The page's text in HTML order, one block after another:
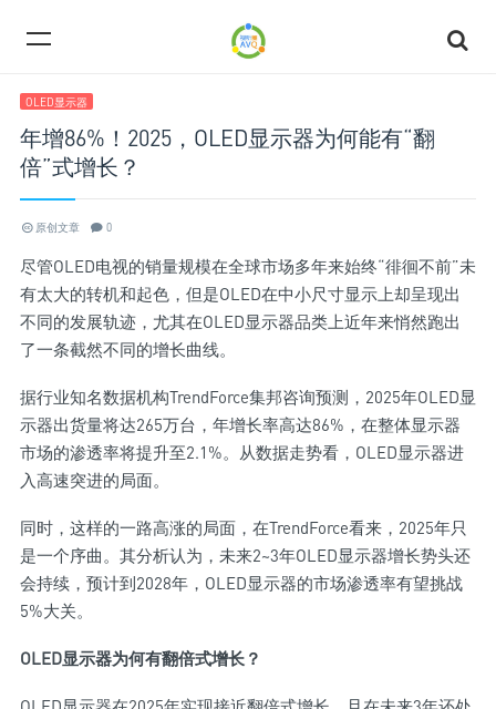
OLED显示器
年增86%！2025，OLED显示器为何能有“翻
倍”式增长？
原创文章 0
尽管OLED电视的销量规模在全球市场多年来始终“徘徊不前”未
有太大的转机和起色，但是OLED在中小尺寸显示上却呈现出
不同的发展轨迹，尤其在OLED显示器品类上近年来悄然跑出
了一条截然不同的增长曲线。
据行业知名数据机构TrendForce集邦咨询预测，2025年OLED显
示器出货量将达265万台，年增长率高达86%，在整体显示器
市场的渗透率将提升至2.1%。从数据走势看，OLED显示器进
入高速突进的局面。
同时，这样的一路高涨的局面，在TrendForce看来，2025年只
是一个序曲。其分析认为，未来2~3年OLED显示器增长势头还
会持续，预计到2028年，OLED显示器的市场渗透率有望挑战
5%大关。
OLED显示器为何有翻倍式增长？